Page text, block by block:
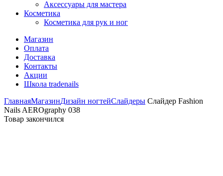
Аксессуары для мастера
Косметика
Косметика для рук и ног
Магазин
Оплата
Доставка
Контакты
Акции
Школа tradenails
ГлавнаяМагазинДизайн ногтейСлайдеры Слайдер Fashion
Nails AEROgraphy 038
Товар закончился